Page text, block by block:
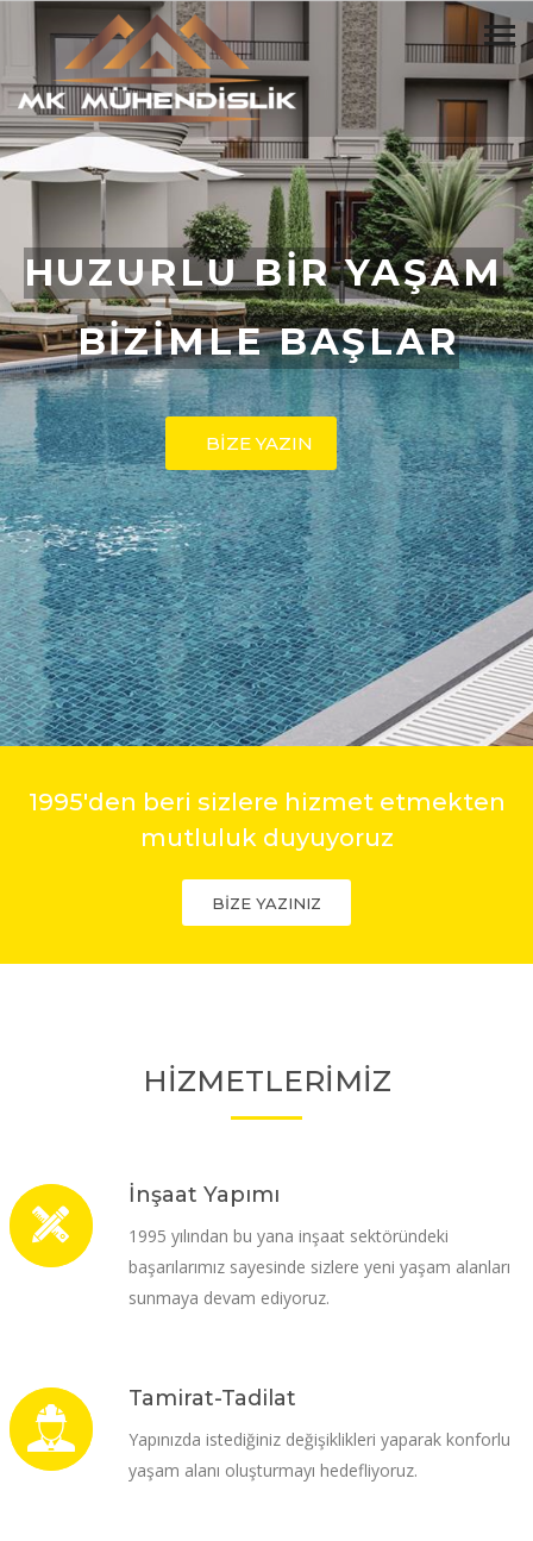
BİZİMLE BAŞLAR
BİZE YAZIN
HUZURLU BİR YAŞAM
1995'den beri sizlere hizmet etmekten
mutluluk duyuyoruz
BİZE YAZINIZ
HİZMETLERİMİZ
İnşaat Yapımı
1995 yılından bu yana inşaat sektöründeki
başarılarımız sayesinde sizlere yeni yaşam alanları
sunmaya devam ediyoruz.
Tamirat-Tadilat
Yapınızda istediğiniz değişiklikleri yaparak konforlu
yaşam alanı oluşturmayı hedefliyoruz.